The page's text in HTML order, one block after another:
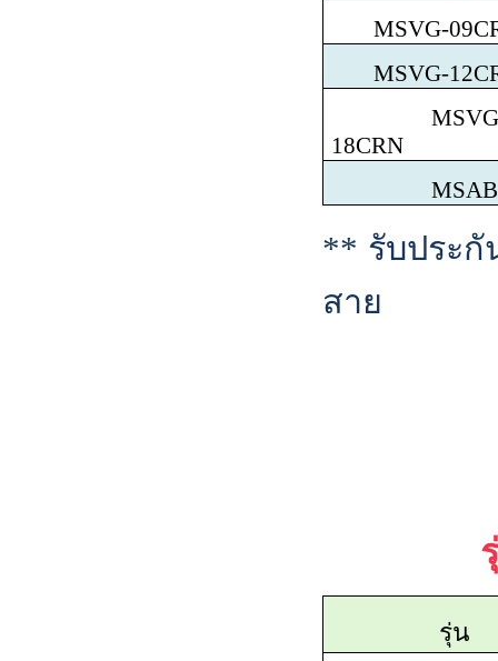
MSVG-
MSVG-
18CRN
** รับประ
สาย
รุ่น